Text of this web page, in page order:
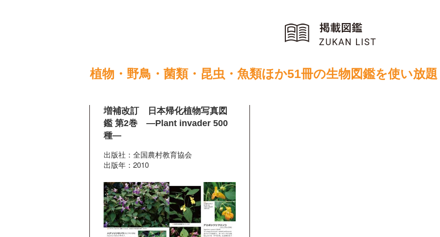
植物・野鳥・菌類・昆虫・魚類ほか51冊の生物図鑑を使い放題
増補改訂 日本帰化植物写真図
鑑 第2巻 ―Plant invader 500
種―
出版社：全国農村教育協会
出版年：2010